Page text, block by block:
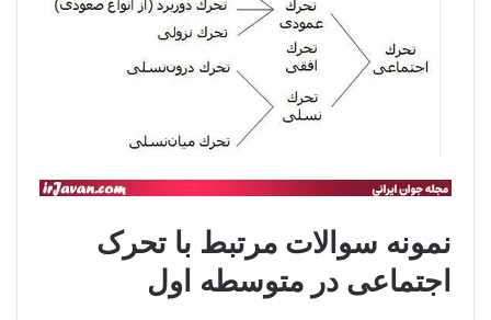
نمونه سوالات مرتبط با تحرک
اجتماعی در متوسطه اول